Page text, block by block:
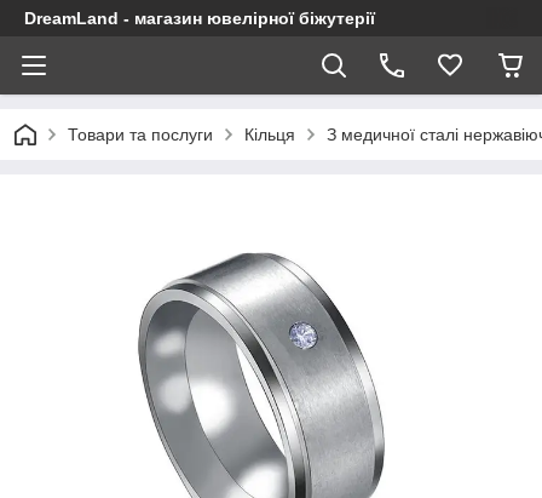
DreamLand - магазин ювелірної біжутерії
Товари та послуги Кільця З медичної сталі